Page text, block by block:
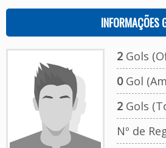
INFORMAÇÕES
2Gols
0Gol
2Gols
Nº de